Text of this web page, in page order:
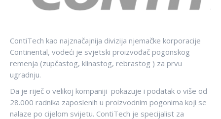
ContiTech kao najznačajnija divizija njemačke korporacije
Continental, vodeći je svjetski proizvođač pogonskog
remenja (zupčastog, klinastog, rebrastog ) za prvu
ugradnju.
Da je riječ o velikoj kompaniji pokazuje i podatak o više od
28.000 radnika zaposlenih u proizvodnim pogonima koji se
nalaze po cijelom svijetu. ContiTech je specijalist za